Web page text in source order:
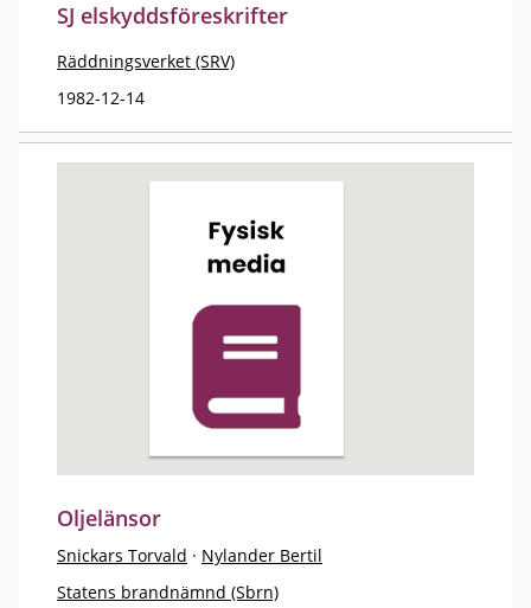
SJ elskyddsföreskrifter
Räddningsverket (SRV)
1982-12-14
Oljelänsor
Snickars Torvald · Nylander Bertil
Statens brandnämnd (Sbrn)